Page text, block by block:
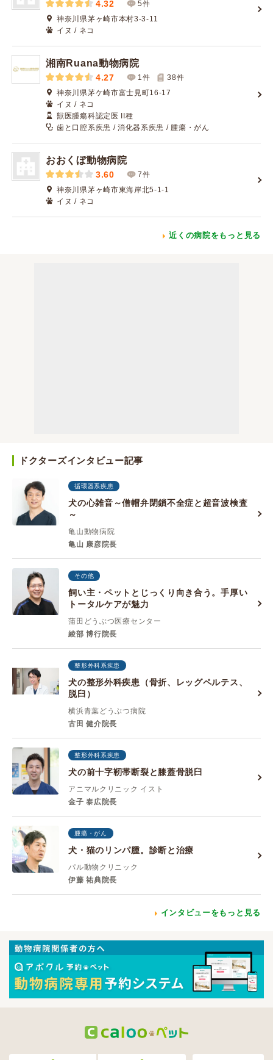
4.32
5件
神奈川県茅ヶ崎市本村3-3-11
イヌ / ネコ
湘南Ruana動物病院
4.27 1件 38件
神奈川県茅ケ崎市富士見町16-17
イヌ / ネコ
獣医腫瘍科認定医 II種
歯と口腔系疾患 / 消化器系疾患 / 腫瘍・がん
おおくぼ動物病院
3.60
7件
神奈川県茅ヶ崎市東海岸北5-1-1
イヌ / ネコ
近くの病院をもっと見る
ドクターズインタビュー記事
循環器系疾患
犬の心雑音～僧帽弁閉鎖不全症と超音波検査
～
亀山動物病院
亀山 康彦院長
その他
飼い主・ペットとじっくり向き合う。手厚い
トータルケアが魅力
蒲田どうぶつ医療センター
綾部 博行院長
整形外科系疾患
犬の整形外科疾患（骨折、レッグペルテス、
脱臼）
横浜青葉どうぶつ病院
古田 健介院長
整形外科系疾患
犬の前十字靭帯断裂と膝蓋骨脱臼
アニマルクリニック イスト
金子 泰広院長
腫瘍・がん
犬・猫のリンパ腫。診断と治療
パル動物クリニック
伊藤 祐典院長
インタビューをもっと見る